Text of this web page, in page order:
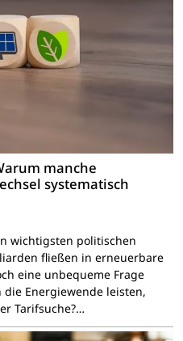
manche
systematisch
wichtigsten politischen
fließen in erneuerbare
eine unbequeme Frage
Energiewende leisten,
Tarifsuche?…